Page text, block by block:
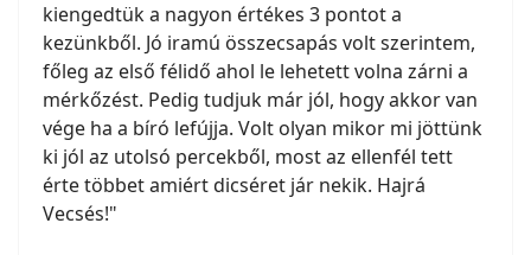
kiengedtük a nagyon értékes 3 pontot a
kezünkből. Jó iramú összecsapás volt szerintem,
főleg az első félidő ahol le lehetett volna zárni a
mérkőzést. Pedig tudjuk már jól, hogy akkor van
vége ha a bíró lefújja. Volt olyan mikor mi jöttünk
ki jól az utolsó percekből, most az ellenfél tett
érte többet amiért dicséret jár nekik. Hajrá
Vecsés!"